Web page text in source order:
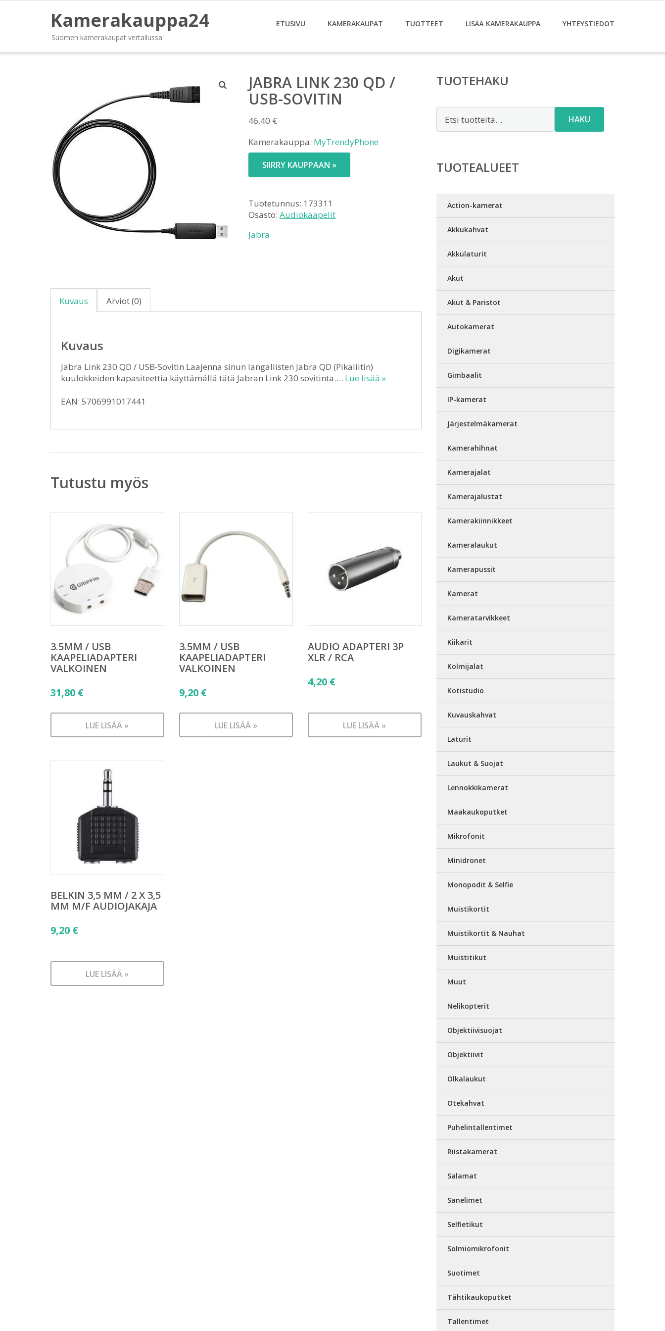
Kamerakauppa24
Suomen kamerakaupat vertailussa
ETUSIVU KAMERAKAUPAT TUOTTEET LISÄÄ KAMERAKAUPPA YHTEYSTIEDOT
JABRA LINK 230 QD /
USB-SOVITIN
46,40 €
Kamerakauppa: MyTrendyPhone
SIIRRY KAUPPAAN »
Tuotetunnus: 173311
Osasto: Audiokaapelit
Jabra
Kuvaus Arviot (0)
Kuvaus
Jabra Link 230 QD / USB-Sovitin Laajenna sinun langallisten Jabra QD (Pikaliitin)
kuulokkeiden kapasiteettia käyttämällä tätä Jabran Link 230 sovitinta…. Lue lisää »
EAN: 5706991017441
Tutustu myös
3.5MM / USB
KAAPELIADAPTERI
VALKOINEN
31,80 €
LUE LISÄÄ »
3.5MM / USB
KAAPELIADAPTERI
VALKOINEN
9,20 €
LUE LISÄÄ »
AUDIO ADAPTERI 3P
XLR / RCA
4,20 €
LUE LISÄÄ »
BELKIN 3,5 MM / 2 X 3,5
MM M/F AUDIOJAKAJA
9,20 €
LUE LISÄÄ »
TUOTEHAKU
HAKU
TUOTEALUEET
Action-kamerat
Akkukahvat
Akkulaturit
Akut
Akut & Paristot
Autokamerat
Digikamerat
Gimbaalit
IP-kamerat
Järjestelmäkamerat
Kamerahihnat
Kamerajalat
Kamerajalustat
Kamerakiinnikkeet
Kameralaukut
Kamerapussit
Kamerat
Kameratarvikkeet
Kiikarit
Kolmijalat
Kotistudio
Kuvauskahvat
Laturit
Laukut & Suojat
Lennokkikamerat
Maakaukoputket
Mikrofonit
Minidronet
Monopodit & Selfie
Muistikortit
Muistikortit & Nauhat
Muistitikut
Muut
Nelikopterit
Objektiivisuojat
Objektiivit
Olkalaukut
Otekahvat
Puhelintallentimet
Riistakamerat
Salamat
Sanelimet
Selfietikut
Solmiomikrofonit
Suotimet
Tähtikaukoputket
Tallentimet